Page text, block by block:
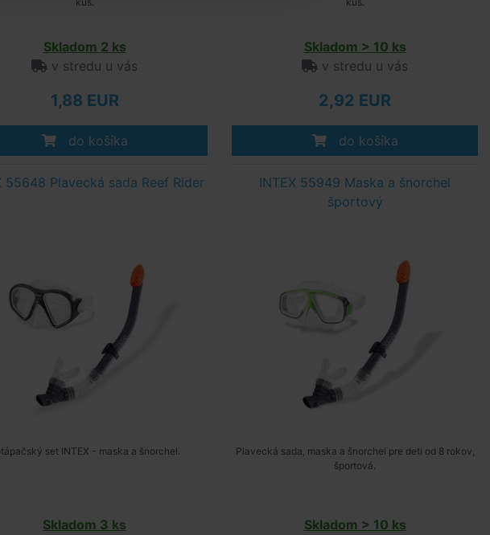
Skladom 2 ks
v stredu u vás
1,88 EUR
do košíka
Skladom > 10 ks
v stredu u vás
2,92 EUR
do košíka
55648 Plavecká sada Reef Rider
set INTEX - maska a šnorchel.
Skladom 3 ks
INTEX 55949 Maska a šnorchel
športový
Plavecká sada, maska a šnorchel pre deti od 8 rokov,
športová.
Skladom > 10 ks